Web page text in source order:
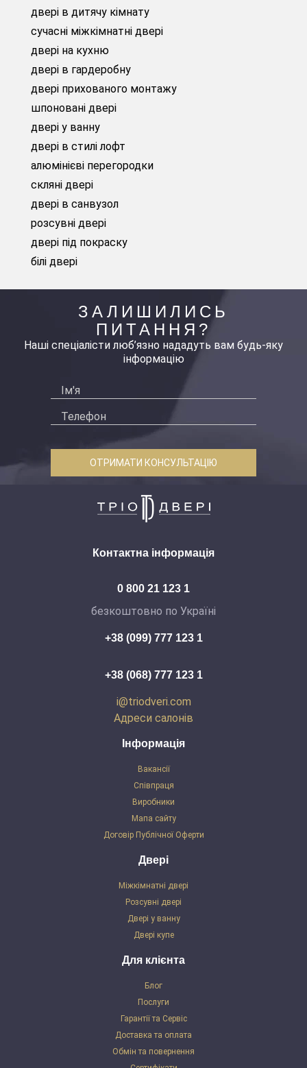
двері в дитячу кімнату
сучасні міжкімнатні двері
двері на кухню
двері в гардеробну
двері прихованого монтажу
шпоновані двері
двері у ванну
двері в стилі лофт
алюмінієві перегородки
скляні двері
двері в санвузол
розсувні двері
двері під покраску
білі двері
ЗАЛИШИЛИСЬ
ПИТАННЯ?
Наші спеціалісти люб’язно нададуть вам будь-яку
інформацію
ОТРИМАТИ КОНСУЛЬТАЦІЮ
Інформація
Вакансії
Співпраця
Виробники
Мапа сайту
Договір Публічної Оферти
Двері
Міжкімнатні двері
Розсувні двері
Двері у ванну
Двері купе
Для клієнта
Блог
Послуги
Гарантії та Сервіс
Доставка та оплата
Обмін та повернення
Контактна інформація
0 800 21 123 1
безкоштовно по Україні
+38 (099) 777 123 1
+38 (068) 777 123 1
i@triodveri.com
Адреси салонів